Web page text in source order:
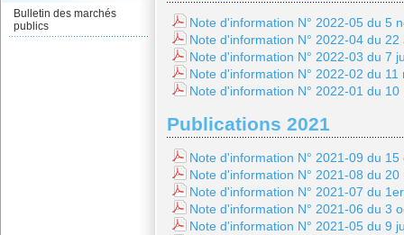
Bulletin des marchés
publics
Note d'information N° 2022-05 du 5
Note d'information N° 2022-04 du 22
Note d'information N° 2022-03 du 7
Note d'information N° 2022-02 du 11
Note d'information N° 2022-01 du
Publications 2021
Note d'information N° 2021-09 du
Note d'information N° 2021-08 du
Note d'information N° 2021-07 du
Note d'information N° 2021-06 du 3
Note d'information N° 2021-05 du 9